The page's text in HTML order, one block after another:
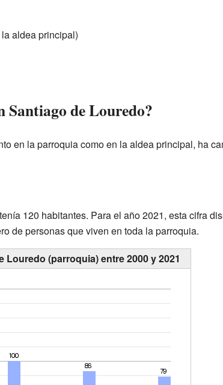
aldea principal)
Santiago de Louredo?
en la parroquia como en la aldea principal, ha
120 habitantes. Para el año 2021, esta cifra
de personas que viven en toda la parroquia.
(parroquia) entre 2000 y 2021